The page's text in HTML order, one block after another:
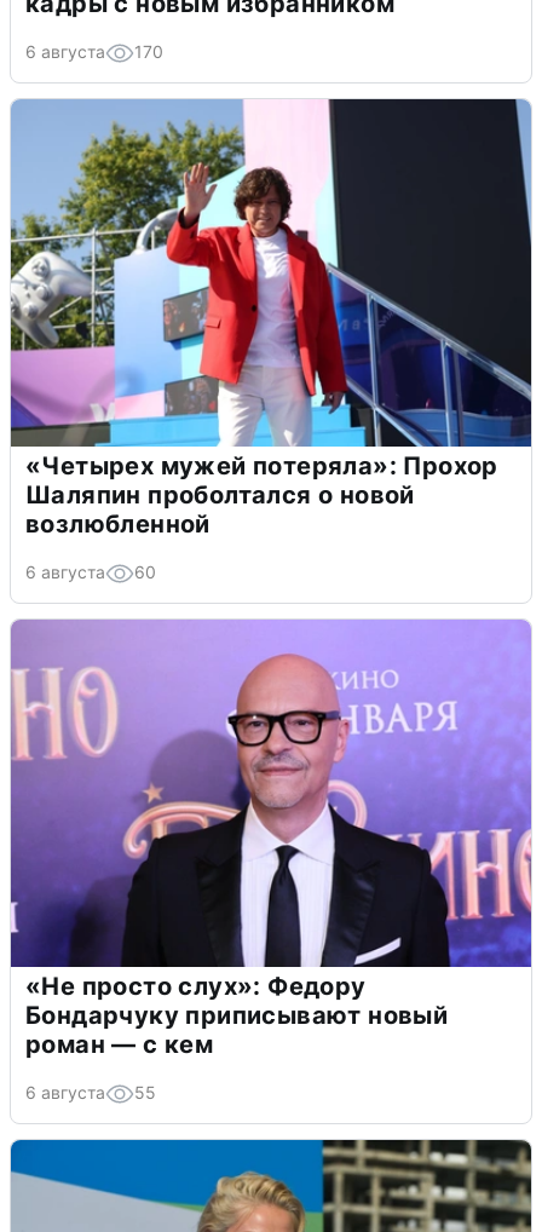
6 августа 170
«Четырех мужей потеряла»: Прохор
Шаляпин проболтался о новой
возлюбленной
6 августа 60
«Не просто слух»: Федору
Бондарчуку приписывают новый
роман — с кем
6 августа 55